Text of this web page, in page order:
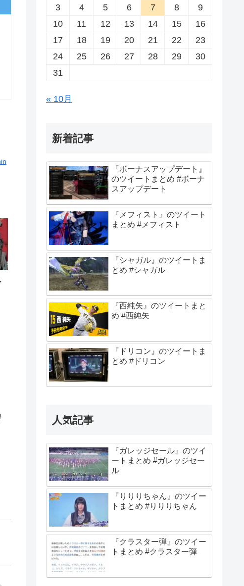
3
4 5 6 7 8
9
10
11 12 13 14 15
16
17
18 19 20 21 22
23
24
25 26 27 28 29
30
31
« 10月
新着記事
『ボーナスアップデート』
のツイートまとめ #ボーナ
スアップデート
『メフィスト』のツイート
まとめ #メフィスト
『シャガル』のツイートま
とめ #シャガル
『西純矢』のツイートまと
め #西純矢
『ドリコン』のツイートま
とめ #ドリコン
人気記事
『ガレッジセール』のツイ
ートまとめ #ガレッジセー
ル
『りりりちゃん』のツイー
トまとめ #りりりちゃん
『クラスター弾』のツイー
トまとめ #クラスター弾